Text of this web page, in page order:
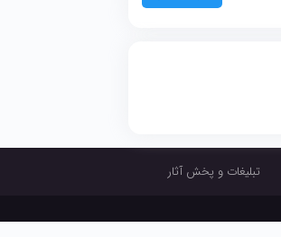
تبلیغات و پخش آثار